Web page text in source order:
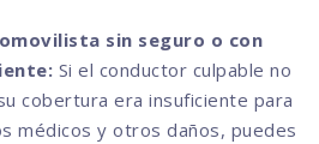
sin seguro o con
Si el conductor culpable no
cobertura era insuficiente para
médicos y otros daños, puedes